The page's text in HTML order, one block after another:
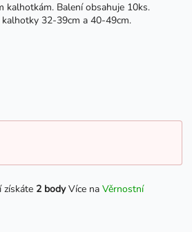
kalhotkám. Balení obsahuje 10ks.
32-39cm a 40-49cm.
získáte 2 bodyVíce na Věrnostní